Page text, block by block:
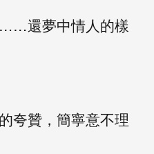
還夢中情人的樣
夸贊，簡寧意不理